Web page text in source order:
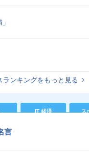
ランキングをもっと見る
IT 経済 ス
言